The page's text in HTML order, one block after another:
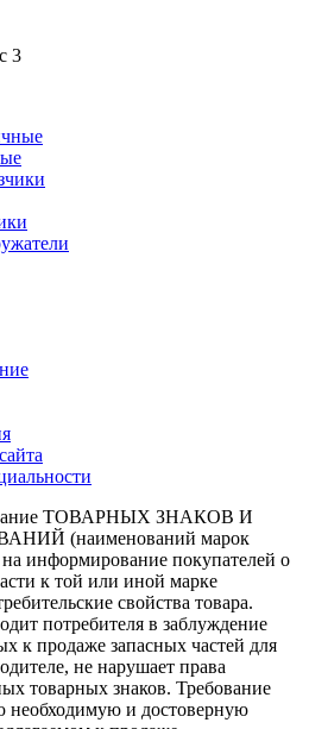
3
ТОВАРНЫХ ЗНАКОВ И
(наименований марок
информирование покупателей о
к той или иной марке
свойства товара.
потребителя в заблуждение
к продаже запасных частей для
не нарушает права
товарных знаков. Требование
необходимую и достоверную